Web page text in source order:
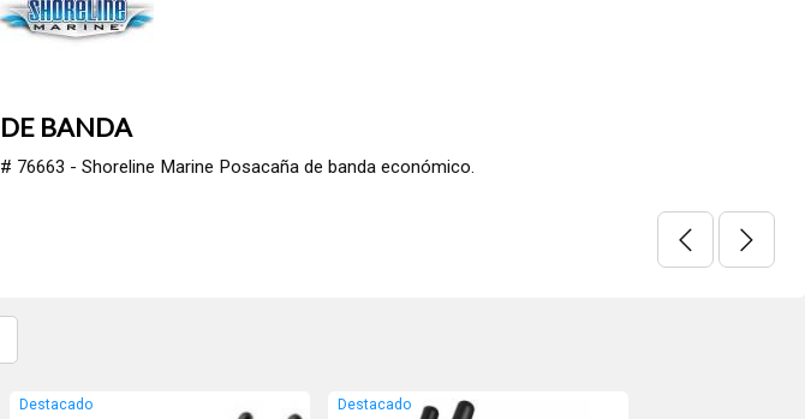
DE BANDA
# 76663 - Shoreline Marine Posacaña de banda económico.
Destacado
Destacado